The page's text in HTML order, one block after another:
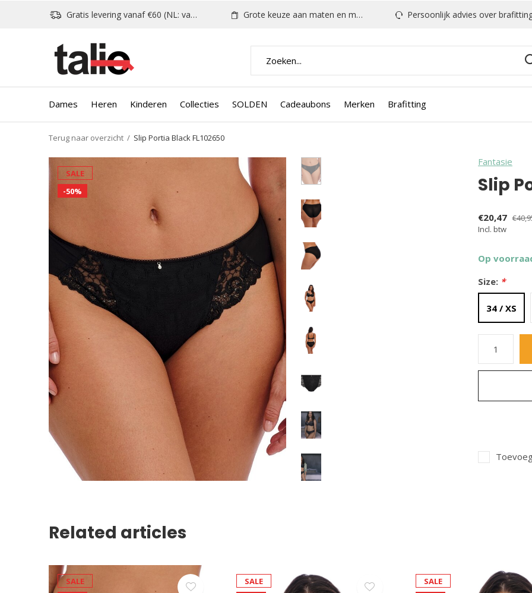
Dames Heren Kinderen Collecties SOLDEN Cadeaubons Merken Brafitting
Gratis levering vanaf €60 (NL: vanaf €80) Grote keuze aan maten en modellen Persoonlijk advies over brafitting &
Terug naar overzicht Slip Portia Black FL102650
SALE
-50%
Fantasie
Slip
€20,47
Incl. btw
Op
Size: *
34 / XS
Related articles
SALE
SALE
SALE